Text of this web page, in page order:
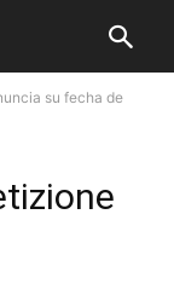
su fecha de